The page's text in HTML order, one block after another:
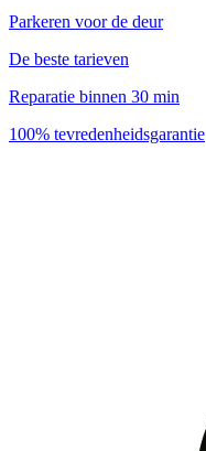
Parkeren voor de deur
De beste tarieven
Reparatie binnen 30 min
100% tevredenheidsgarantie